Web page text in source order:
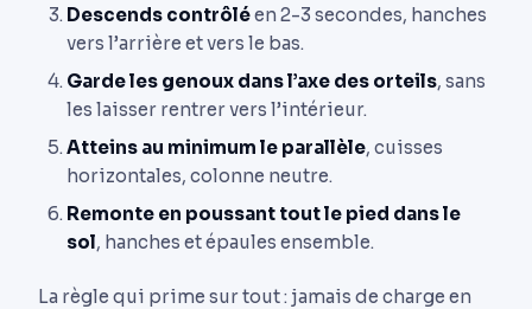
Descends contrôléen 2-3 secondes, hanches
vers l’arrière et vers le bas.
Garde les genoux dans l’axe des orteils, sans
les laisser rentrer vers l’intérieur.
Atteins au minimum le parallèle, cuisses
horizontales, colonne neutre.
Remonte en poussant tout le pied dans le
sol, hanches et épaules ensemble.
La règle qui prime sur tout : jamais de charge en